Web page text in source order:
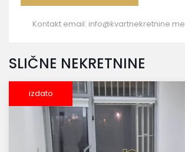
Kontakt email: info@kvartnekretnine.me
SLIČNE NEKRETNINE
izdato